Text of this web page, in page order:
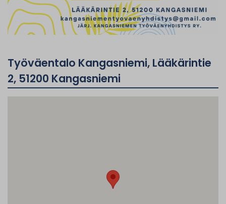
Työväentalo Kangasniemi, Lääkärintie
2, 51200 Kangasniemi